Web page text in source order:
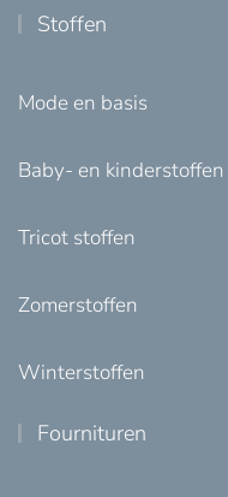
Stoffen
Mode en basis
Baby- en kinderstoffen
Tricot stoffen
Zomerstoffen
Winterstoffen
Fournituren